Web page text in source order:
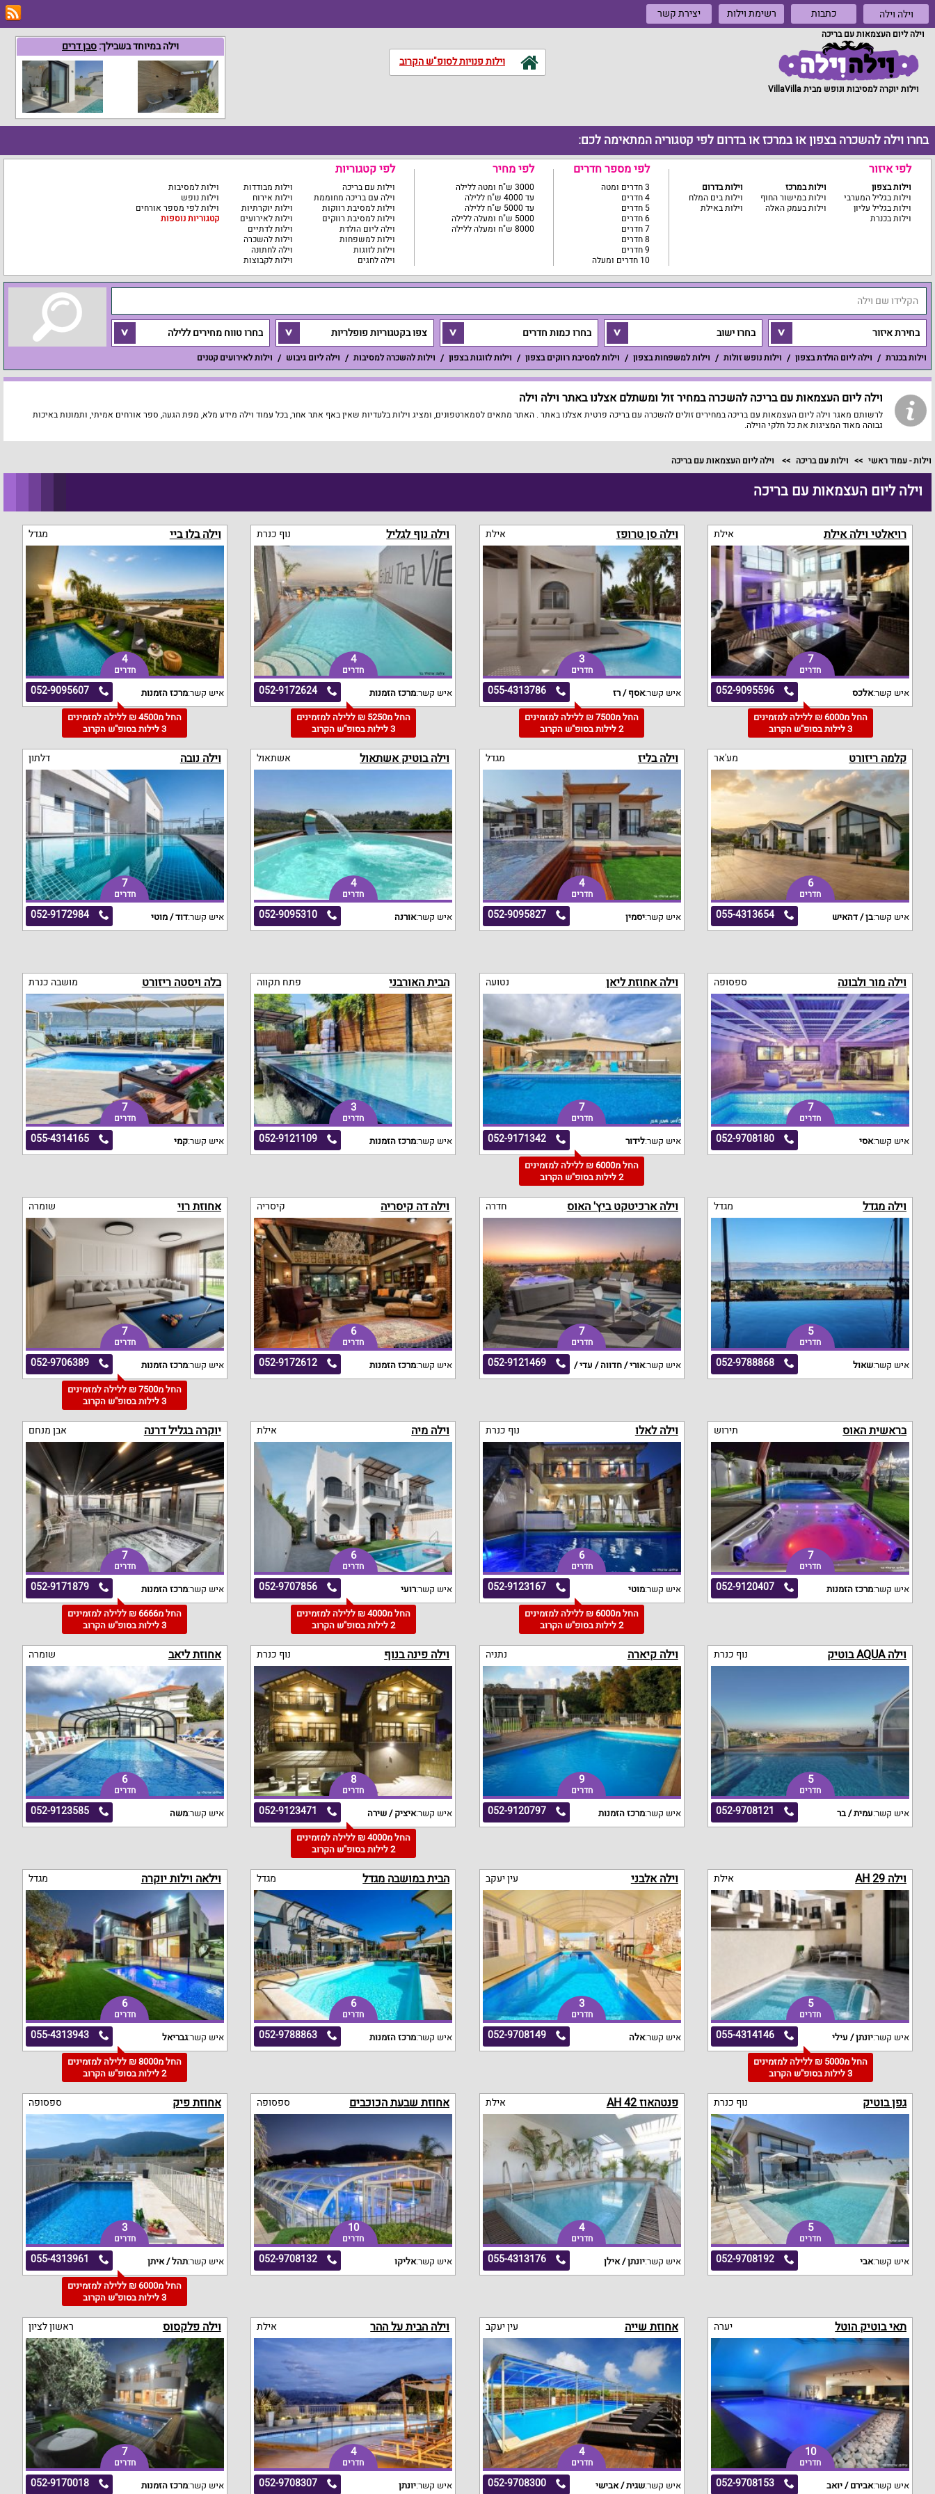
וילה וילה כתבות רשימת וילות יצירת קשר
וילה ליום העצמאות עם בריכה
וילות פנויות לסופ"ש הקרוב
וילה במיוחד בשבילך:סבן דרים
וילות יוקרה למסיבות ונופש מבית VillaVilla
בחרו וילה להשכרה בצפון או במרכז או בדרום לפי קטגוריה המתאימה לכם:
לפי איזור
וילות בצפון
וילות בגליל המערבי
וילות בגליל עליון
וילות בכנרת
וילות במרכז
וילות במישור החוף
וילות בעמק האלה
וילות בדרום
וילות בים המלח
וילות באילת
לפי מספר חדרים
3 חדרים ומטה
4 חדרים
5 חדרים
6 חדרים
7 חדרים
8 חדרים
9 חדרים
10 חדרים ומעלה
לפי מחיר
3000 ש"ח ומטה ללילה
עד 4000 ש"ח ללילה
עד 5000 ש"ח ללילה
5000 ש"ח ומעלה ללילה
8000 ש"ח ומעלה ללילה
לפי קטגוריות
וילות עם בריכה
וילה עם בריכה מחוממת
וילות למסיבת רווקות
וילות למסיבת רווקים
וילה ליום הולדת
וילות למשפחות
וילות לזוגות
וילה לחגים
וילות מבודדות
וילות אירוח
וילות יוקרתיות
וילות לאירועים
וילות לדתיים
וילות להשכרה
וילה לחתונה
וילות לקבוצות
וילות למסיבות
וילות נופש
וילות לפי מספר אורחים
קטגוריות נוספות
בחירת איזור בחרו ישוב בחרו כמות חדרים צפו בקטגוריות פופלריות בחרו טווח מחירים ללילה
וילות בכנרת וילה ליום הולדת בצפון וילות נופש זולות וילות למשפחות בצפון וילות למסיבת רווקים בצפון וילות לזוגות בצפון וילות להשכרה למסיבות וילה ליום גיבוש וילות לאירועים קטנים
וילה ליום העצמאות עם בריכה להשכרה במחיר זול ומשתלם אצלנו באתר וילה וילה
לרשותם מאגר וילה ליום העצמאות עם בריכה במחירים זולים להשכרה עם בריכה פרטית אצלנו באתר . האתר מתאים לסמארטפונים, ומציג וילות בלעדיות שאין באף אתר אחר, בכל עמוד וילה מידע מלא, מפת הגעה, ספר אורחים אמיתי, ותמונות באיכות
גבוהה מאוד המציגות את כל חלקי הוילה.
וילות - עמוד ראשי וילות עם בריכה וילה ליום העצמאות עם בריכה
וילה ליום העצמאות עם בריכה
רויאלטי וילה אילת אילת
7
חדרים
052-9095596 איש קשר:אלכס
החל מ6000 ₪ ללילה למזמינים
3 לילות בסופ"ש הקרוב
וילה סן טרופז אילת
3
חדרים
055-4313786 איש קשר:אסף / רז
החל מ7500 ₪ ללילה למזמינים
2 לילות בסופ"ש הקרוב
וילה נוף לגליל נוף כנרת
4
חדרים
052-9172624 איש קשר:מרכז הזמנות
החל מ5250 ₪ ללילה למזמינים
3 לילות בסופ"ש הקרוב
וילה בלו ביי מגדל
4
חדרים
052-9095607 איש קשר:מרכז הזמנות
החל מ4500 ₪ ללילה למזמינים
3 לילות בסופ"ש הקרוב
קלמה ריזורט מע'אר
6
חדרים
055-4313654 איש קשר:בן / דהאיש
וילה בליז מגדל
4
חדרים
052-9095827 איש קשר:יסמין
וילה בוטיק אשתאול אשתאול
4
חדרים
052-9095310 איש קשר:אורנה
וילה נובה דלתון
7
חדרים
052-9172984 איש קשר:דוד / מוטי
וילה מור ולבונה ספסופה
7
חדרים
052-9708180 איש קשר:אסי
וילה אחוזת ליאן נטועה
7
חדרים
052-9171342 איש קשר:לידור
החל מ6000 ₪ ללילה למזמינים
2 לילות בסופ"ש הקרוב
הבית האורבני פתח תקווה
3
חדרים
052-9121109 איש קשר:מרכז הזמנות
בלה ויסטה ריזורט מושבה כנרת
7
חדרים
055-4314165 איש קשר:קמי
וילה מגדל מגדל
5
חדרים
052-9788868 איש קשר:שאול
וילה ארכיטקט ביץ' האוס חדרה
7
חדרים
052-9121469 איש קשר:אורי / חדווה / עדי /
וילה דה קיסריה קיסריה
6
חדרים
052-9172612 איש קשר:מרכז הזמנות
אחוזת רוי שומרה
7
חדרים
052-9706389 איש קשר:מרכז הזמנות
החל מ7500 ₪ ללילה למזמינים
3 לילות בסופ"ש הקרוב
בראשית האוס תירוש
7
חדרים
052-9120407 איש קשר:מרכז הזמנות
וילה לאלו נוף כנרת
6
חדרים
052-9123167 איש קשר:מוטי
החל מ6000 ₪ ללילה למזמינים
2 לילות בסופ"ש הקרוב
וילה מיה אילת
6
חדרים
052-9707856 איש קשר:רועי
החל מ4000 ₪ ללילה למזמינים
2 לילות בסופ"ש הקרוב
יוקרה בגליל דרנה אבן מנחם
7
חדרים
052-9171879 איש קשר:מרכז הזמנות
החל מ6666 ₪ ללילה למזמינים
3 לילות בסופ"ש הקרוב
וילה AQUA בוטיק נוף כנרת
5
חדרים
052-9708121 איש קשר:עמית / בר
וילה קיארה נתניה
9
חדרים
052-9120797 איש קשר:מרכז הזמנות
וילה פינה בנוף נוף כנרת
8
חדרים
052-9123471 איש קשר:איציק / שירה
החל מ4000 ₪ ללילה למזמינים
2 לילות בסופ"ש הקרוב
אחוזת ליאב שומרה
6
חדרים
052-9123585 איש קשר:משה
וילה 29 AH אילת
5
חדרים
055-4314146 איש קשר:יונתן / עילי
החל מ5000 ₪ ללילה למזמינים
3 לילות בסופ"ש הקרוב
וילה אלבני עין יעקב
3
חדרים
052-9708149 איש קשר:אלה
הבית במושבה מגדל מגדל
6
חדרים
052-9788863 איש קשר:מרכז הזמנות
וילאה וילות יוקרה מגדל
6
חדרים
055-4313943 איש קשר:גבריאל
החל מ8000 ₪ ללילה למזמינים
2 לילות בסופ"ש הקרוב
גפן בוטיק נוף כנרת
5
חדרים
052-9708192 איש קשר:אבי
פנטהאוז AH 42 אילת
4
חדרים
055-4313176 איש קשר:יונתן / אילן
אחוזת שבעת הכוכבים ספסופה
10
חדרים
052-9708132 איש קשר:אליקו
אחוזת פיק ספסופה
3
חדרים
055-4313961 איש קשר:תהל / איתן
החל מ6000 ₪ ללילה למזמינים
3 לילות בסופ"ש הקרוב
תאי בוטיק הוטל יערה
10
חדרים
052-9708153 איש קשר:אבירם / יואב
אחוזת שייה עין יעקב
4
חדרים
052-9708300 איש קשר:שגית / אבישי
וילה הבית על ההר אילת
4
חדרים
052-9708307 איש קשר:יונתן
וילה פלקסוס ראשון לציון
7
חדרים
052-9170018 איש קשר:מרכז הזמנות